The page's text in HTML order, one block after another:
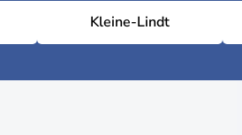
Kleine-Lindt